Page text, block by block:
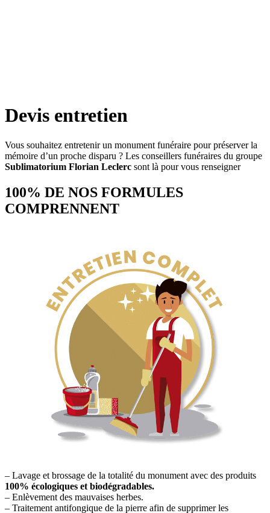
Devis entretien
Vous souhaitez entretenir un monument funéraire pour préserver la
mémoire d’un proche disparu ? Les conseillers funéraires du groupe
Sublimatorium Florian Leclerc sont là pour vous renseigner
100% DE NOS FORMULES
COMPRENNENT
– Lavage et brossage de la totalité du monument avec des produits
100% écologiques et biodégradables.
– Enlèvement des mauvaises herbes.
– Traitement antifongique de la pierre afin de supprimer les